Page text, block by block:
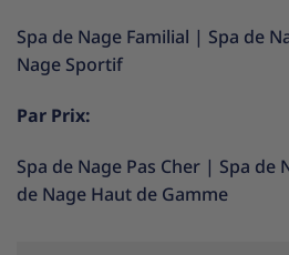
Spa de Nage Familial | Spa de
Nage Sportif
Par Prix:
Spa de Nage Pas Cher | Spa de
de Nage Haut de Gamme